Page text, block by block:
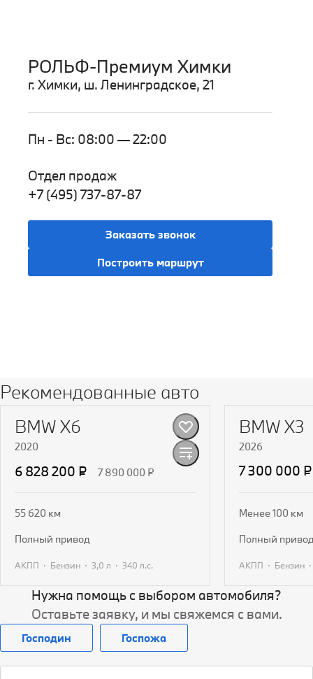
РОЛЬФ-Премиум Химки
г. Химки, ш. Ленинградское, 21
Пн - Вс: 08:00 — 22:00
Отдел продаж
+7 (495) 737-87-87
Заказать звонок
Построить маршрут
Рекомендованные авто
BMW X6
2020
6 828 200 ₽ 7 890 000 ₽
55 620 км
полный привод
АКПП · Бензин · 3,0 л · 340 л.с.
Получить предложение
BMW X3
2026
7 300 000 ₽
Менее 100 км
полный
АКПП · Бензин
Нужна помощь с выбором автомобиля?
Оставьте заявку, и мы свяжемся с вами.
Господин Госпожа